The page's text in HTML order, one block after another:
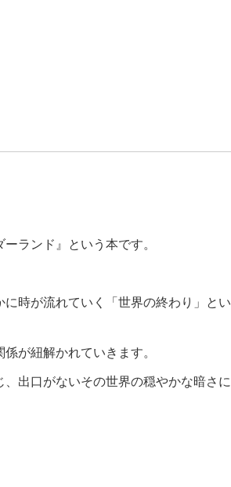
ランド』という本です。
時が流れていく「世界の終わり」とい
が紐解かれていきます。
出口がないその世界の穏やかな暗さに